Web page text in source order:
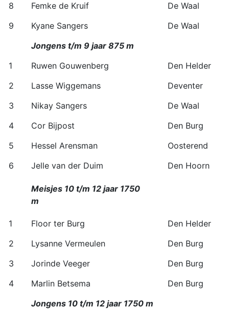
8
Femke de Kruif
De Waal
9
Kyane Sangers
De Waal
Jongens t/m 9 jaar 875 m
1
Ruwen Gouwenberg
Den Helder
2
Lasse Wiggemans
Deventer
3
Nikay Sangers
De Waal
4
Cor Bijpost
Den Burg
5
Hessel Arensman
Oosterend
6
Jelle van der Duim Den Hoorn
Meisjes 10 t/m 12 jaar 1750
m
1 Floor ter Burg
Den Helder
2
Lysanne Vermeulen
Den Burg
3
Jorinde Veeger
Den Burg
4
Marlin Betsema
Den Burg
Jongens 10 t/m 12 jaar 1750 m